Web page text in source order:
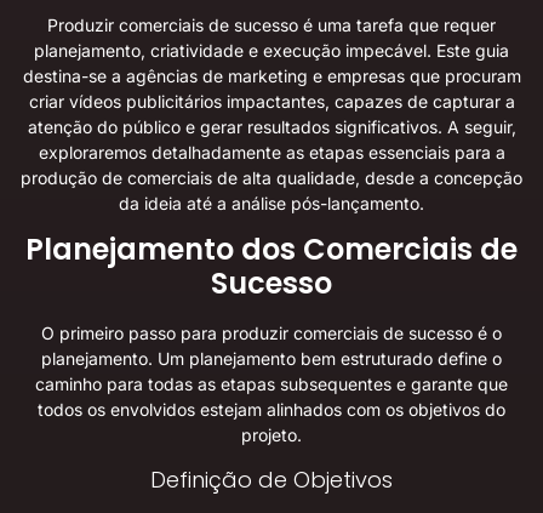
Produzir comerciais de sucesso é uma tarefa que requer
planejamento, criatividade e execução impecável. Este guia
destina-se a agências de marketing e empresas que procuram
criar vídeos publicitários impactantes, capazes de capturar a
atenção do público e gerar resultados significativos. A seguir,
exploraremos detalhadamente as etapas essenciais para a
produção de comerciais de alta qualidade, desde a concepção
da ideia até a análise pós-lançamento.
Planejamento dos Comerciais de
Sucesso
O primeiro passo para produzir comerciais de sucesso é o
planejamento. Um planejamento bem estruturado define o
caminho para todas as etapas subsequentes e garante que
todos os envolvidos estejam alinhados com os objetivos do
projeto.
Definição de Objetivos